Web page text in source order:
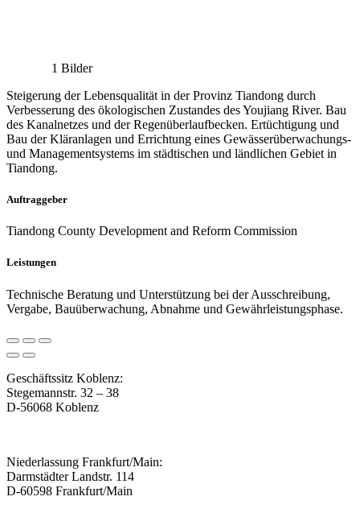
1 Bilder
Steigerung der Lebensqualität in der Provinz Tiandong durch
Verbesserung des ökologischen Zustandes des Youjiang River. Bau
des Kanalnetzes und der Regenüberlaufbecken. Ertüchtigung und
Bau der Kläranlagen und Errichtung eines Gewässerüberwachungs-
und Managementsystems im städtischen und ländlichen Gebiet in
Tiandong.
Auftraggeber
Tiandong County Development and Reform Commission
Leistungen
Technische Beratung und Unterstützung bei der Ausschreibung,
Vergabe, Bauüberwachung, Abnahme und Gewährleistungsphase.
Geschäftssitz Koblenz:
Stegemannstr. 32 – 38
D-56068 Koblenz
Niederlassung Frankfurt/Main:
Darmstädter Landstr. 114
D-60598 Frankfurt/Main